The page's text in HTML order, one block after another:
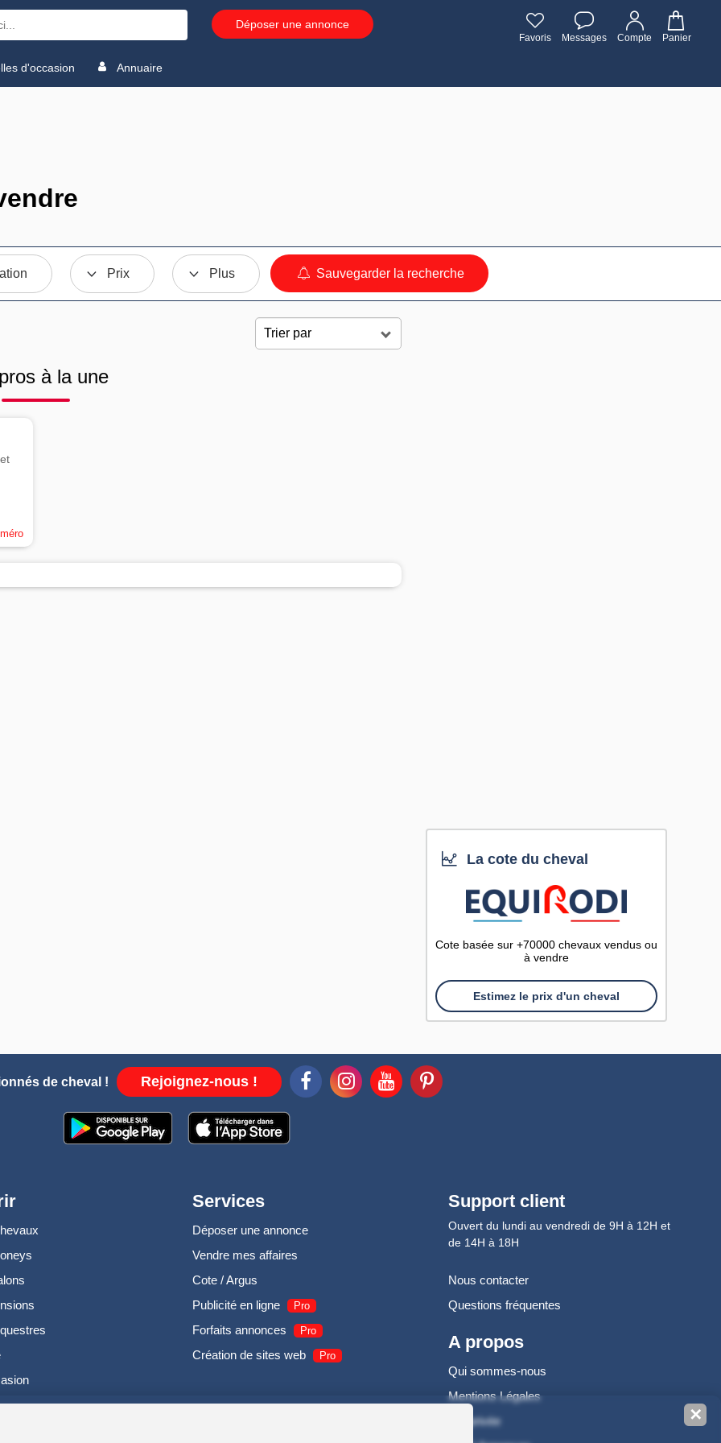
Déposer une annonce
Favoris Messages Compte Panier
d'occasion Annuaire
Prix Plus Sauvegarder la recherche
à la une
La cote du cheval
Cote basée sur +70000 chevaux vendus ou
à vendre
Estimez le prix d'un cheval
de cheval ! Rejoignez-nous !
Services
Déposer une annonce
Vendre mes affaires
Cote / Argus
Publicité en ligne
Pro
Forfaits annonces Pro
Création de sites web Pro
Support client
Ouvert du lundi au vendredi de 9H à 12H et
de 14H à 18H
Nous contacter
Questions fréquentes
A propos
Qui sommes-nous
Mentions Légales
Vie privée
✕